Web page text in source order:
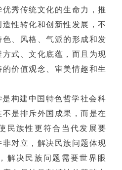
秀传统文化的生命力，推
性转化和创新性发展，不
、风格、气派的形成和发
式、文化底蕴，而且为现
价值观念、审美情趣和生
构建中国特色哲学社会科
是排斥外国成果，而是在
民族性更符合当代发展要
对立，解决民族问题体现
解决民族问题需要世界眼